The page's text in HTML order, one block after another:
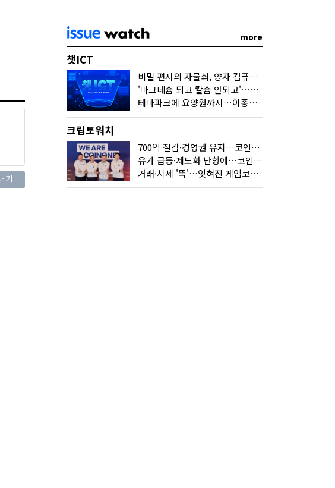
more
챗ICT
비밀 편지의 자물쇠, 양자 컴퓨터가 연다
'마그네슘 되고 칼슘 안되고'…다음 'AI 요약' 갈 길은
테마파크에 요양원까지…이종사업 눈독 들이는 게임사
크립토워치
700억 절감·경영권 유지…코인원의 '영리한 딜'
유가 급등·제도화 난항에…코인 또 '멈칫'
거래·시세 '뚝'…잊혀진 게임코인들